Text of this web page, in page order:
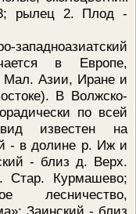
рылец 2. Плод -
в Европе,
Мал. Азии, Иране и
В Волжско-
по всей
известен на
- в долине р. Иж и
- близ д. Верх.
Стар. Курмашево;
лесничество,
Заинский - близ